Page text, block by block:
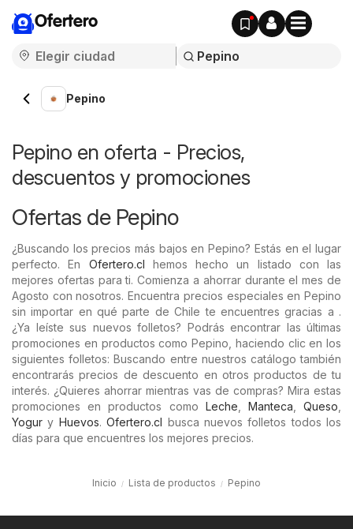
Ofertero
Pepino
Pepino en oferta - Precios,
descuentos y promociones
Ofertas de Pepino
¿Buscando los precios más bajos en Pepino? Estás en el lugar
perfecto. En Ofertero.cl hemos hecho un listado con las
mejores ofertas para ti. Comienza a ahorrar durante el mes de
Agosto con nosotros. Encuentra precios especiales en Pepino
sin importar en qué parte de Chile te encuentres gracias a .
¿Ya leíste sus nuevos folletos? Podrás encontrar las últimas
promociones en productos como Pepino, haciendo clic en los
siguientes folletos: Buscando entre nuestros catálogo también
encontrarás precios de descuento en otros productos de tu
interés. ¿Quieres ahorrar mientras vas de compras? Mira estas
promociones en productos como Leche Manteca ,Queso
Yogur y Huevos.Ofertero.cl busca nuevos folletos todos los
días para que encuentres los mejores precios.
Inicio Lista de productos Pepino